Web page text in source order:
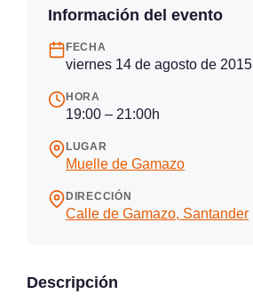
Información del evento
FECHA
viernes 14 de agosto de 2015
HORA
19:00 – 21:00h
LUGAR
Muelle de Gamazo
DIRECCIÓN
Calle de Gamazo, Santander
Descripción